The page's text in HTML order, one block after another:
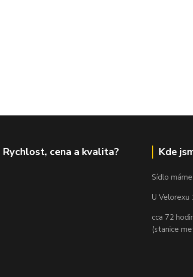
Rychlost, cena a kvalita? Kde
Sídlo
U Velorexu
cca 72
(stanice